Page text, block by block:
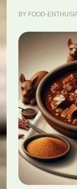
BY FOOD-